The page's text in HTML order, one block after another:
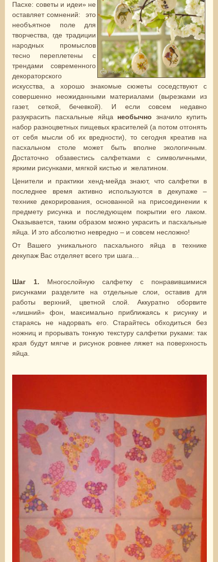
Пасхе: советы и идеи» не
оставляет сомнений: это
необъятное поле для
творчества, где традиции
народных промыслов
тесно переплетены с
трендами современного
декораторского
искусства, а хорошо знакомые сюжеты соседствуют с
совершенно неожиданными материалами (вырезками из
газет, сеткой, бечевкой). И если совсем недавно
разукрасить пасхальные яйца необычно значило купить
набор разноцветных пищевых красителей (а потом отгонять
от себя мысли об их вредности), то сегодня креатив на
пасхальном столе может быть вполне экологичным.
Достаточно обзавестись салфетками с символичными,
яркими рисунками, мягкой кистью и желатином.
Ценители и практики хенд-мейда знают, что салфетки в
последнее время активно используются в декупаже –
технике декорирования, основанной на присоединении к
предмету рисунка и последующем покрытии его лаком.
Оказывается, таким образом можно украсить и пасхальные
яйца. И это абсолютно невредно – и совсем несложно!
От Вашего уникального пасхального яйца в технике
декупаж Вас отделяет всего три шага…
Шаг 1. Многослойную салфетку с понравившимися
рисунками разделите на отдельные слои, оставив для
работы верхний, цветной слой. Аккуратно оборвите
«лишний» фон, максимально приближаясь к рисунку и
стараясь не надорвать его. Старайтесь обходиться без
ножниц и прорывать тонкую текстуру салфетки руками: так
края будут мягче и рисунок ровнее ляжет на поверхность
яйца.